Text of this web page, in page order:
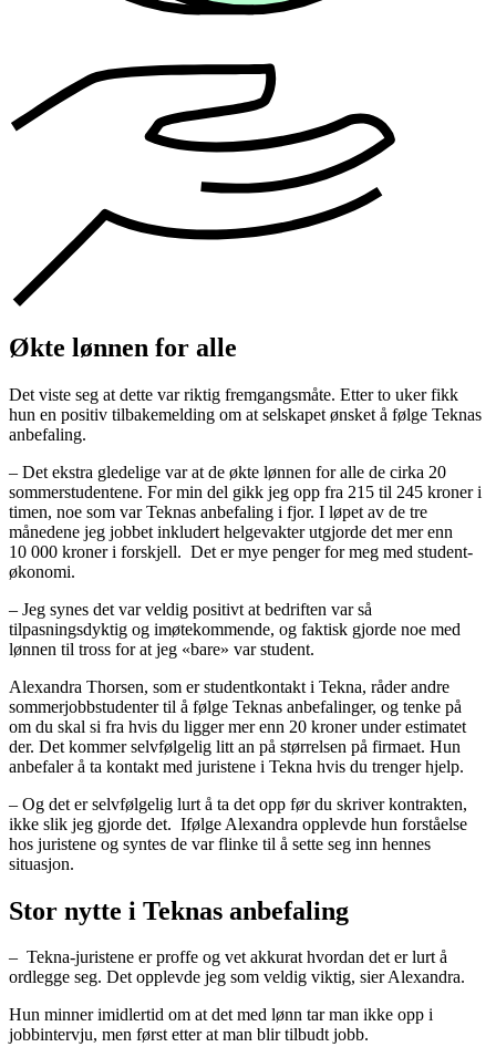
Økte lønnen for alle
Det viste seg at dette var riktig fremgangsmåte. Etter to uker fikk
hun en positiv tilbakemelding om at selskapet ønsket å følge Teknas
anbefaling.
– Det ekstra gledelige var at de økte lønnen for alle de cirka 20
sommerstudentene. For min del gikk jeg opp fra 215 til 245 kroner i
timen, noe som var Teknas anbefaling i fjor. I løpet av de tre
månedene jeg jobbet inkludert helgevakter utgjorde det mer enn
10 000 kroner i forskjell. Det er mye penger for meg med student-
økonomi.
– Jeg synes det var veldig positivt at bedriften var så
tilpasningsdyktig og imøtekommende, og faktisk gjorde noe med
lønnen til tross for at jeg «bare» var student.
Alexandra Thorsen, som er studentkontakt i Tekna, råder andre
sommerjobbstudenter til å følge Teknas anbefalinger, og tenke på
om du skal si fra hvis du ligger mer enn 20 kroner under estimatet
der. Det kommer selvfølgelig litt an på størrelsen på firmaet. Hun
anbefaler å ta kontakt med juristene i Tekna hvis du trenger hjelp.
– Og det er selvfølgelig lurt å ta det opp før du skriver kontrakten,
ikke slik jeg gjorde det. Ifølge Alexandra opplevde hun forståelse
hos juristene og syntes de var flinke til å sette seg inn hennes
situasjon.
Stor nytte i Teknas anbefaling
– Tekna-juristene er proffe og vet akkurat hvordan det er lurt å
ordlegge seg. Det opplevde jeg som veldig viktig, sier Alexandra.
Hun minner imidlertid om at det med lønn tar man ikke opp i
jobbintervju, men først etter at man blir tilbudt jobb.